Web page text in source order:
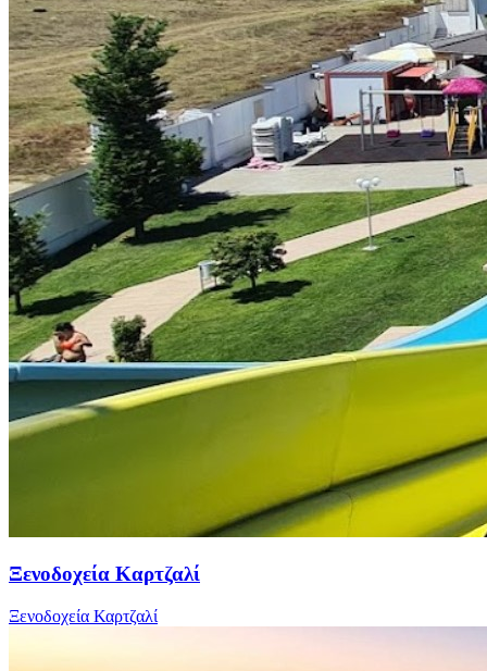
Ξενοδοχεία Καρτζαλί
Ξενοδοχεία Καρτζαλί